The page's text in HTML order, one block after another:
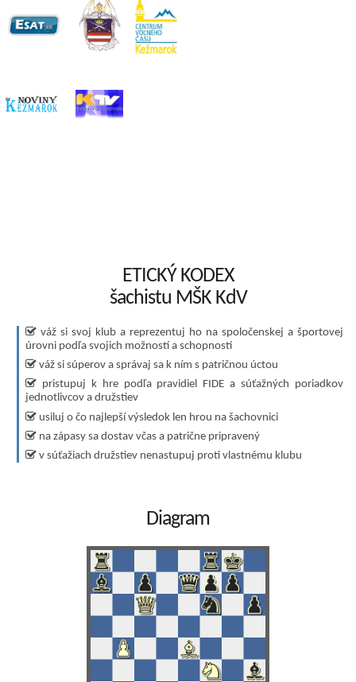
ETICKÝ KODEX
šachistu MŠK KdV
váž si svoj klub a reprezentuj ho na spoločenskej a športovej
úrovni podľa svojich možností a schopností
váž si súperov a správaj sa k ním s patričnou úctou
pristupuj k hre podľa pravidiel FIDE a súťažných poriadkov
jednotlivcov a družstiev
usiluj o čo najlepší výsledok len hrou na šachovnici
na zápasy sa dostav včas a patrične pripravený
v súťažiach družstiev nenastupuj proti vlastnému klubu
Diagram